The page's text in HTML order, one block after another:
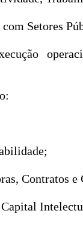
Setores
Contratos e